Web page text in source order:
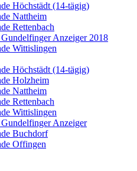
Höchstädt (14-tägig)
Nattheim
Rettenbach
Anzeiger 2018
Wittislingen
Höchstädt (14-tägig)
Holzheim
Nattheim
Rettenbach
Wittislingen
Anzeiger
Buchdorf
Offingen